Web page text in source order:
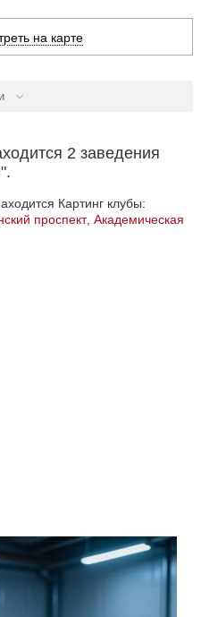
на карте
2 заведения
Картинг клубы:
проспект, Академическая